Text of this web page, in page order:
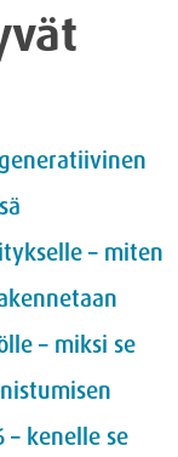
– miten
– miksi se
kenelle se